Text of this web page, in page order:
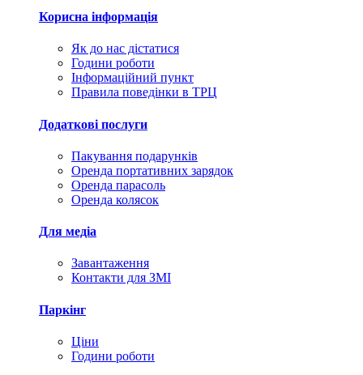
Корисна інформація
Як до нас дістатися
Години роботи
Інформаційний пункт
Правила поведінки в ТРЦ
Додаткові послуги
Пакування подарунків
Оренда портативних зарядок
Оренда парасоль
Оренда колясок
Для медіа
Завантаження
Контакти для ЗМІ
Паркінг
Ціни
Години роботи